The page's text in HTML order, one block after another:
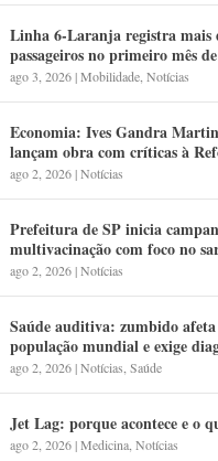
Linha 6-Laranja registra mais
passageiros no primeiro mês
ago 3, 2026|Mobilidade ,Notícias
Economia: Ives Gandra
lançam obra com críticas à
ago 2, 2026|Notícias
Prefeitura de SP inicia
multivacinação com foco no
ago 2, 2026|Notícias
Saúde auditiva: zumbido
população mundial e exige
ago 2, 2026|Notícias ,Saúde
Jet Lag: porque acontece e o
ago 2, 2026|Medicina ,Notícias